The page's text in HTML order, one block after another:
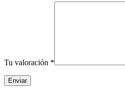
Tu valoración *